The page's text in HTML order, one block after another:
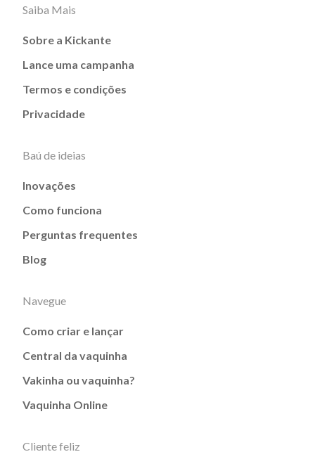
Saiba Mais
Sobre a Kickante
Lance uma campanha
Termos e condições
Privacidade
Baú de ideias
Inovações
Como funciona
Perguntas frequentes
Blog
Navegue
Como criar e lançar
Central da vaquinha
Vakinha ou vaquinha?
Vaquinha Online
Cliente feliz